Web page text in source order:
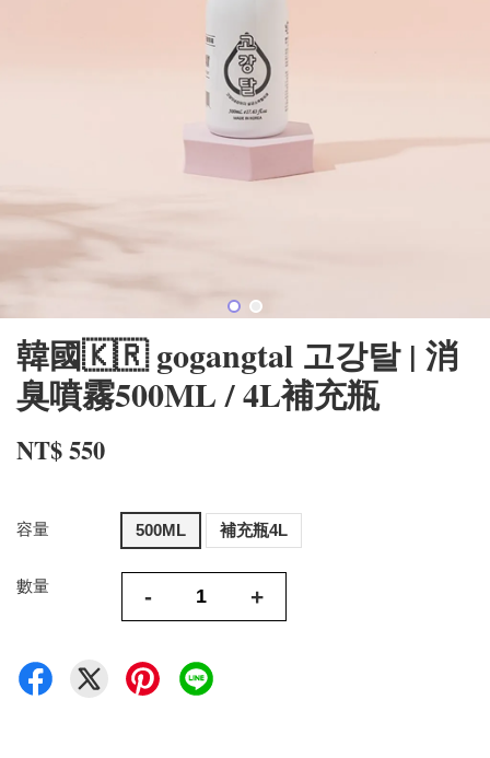
韓國🇰🇷 gogangtal 고강탈 | 消
臭噴霧500ML / 4L補充瓶
NT$ 550
容量 500ML 補充瓶4L
數量 - +